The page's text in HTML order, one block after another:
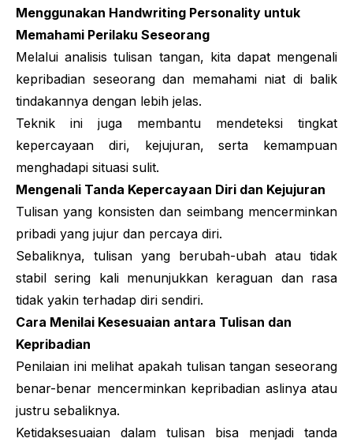
Menggunakan Handwriting Personality untuk
Memahami Perilaku Seseorang
Melalui analisis tulisan tangan, kita dapat mengenali
kepribadian seseorang dan memahami niat di balik
tindakannya dengan lebih jelas.
Teknik ini juga membantu mendeteksi tingkat
kepercayaan diri, kejujuran, serta kemampuan
menghadapi situasi sulit.
Mengenali Tanda Kepercayaan Diri dan Kejujuran
Tulisan yang konsisten dan seimbang mencerminkan
pribadi yang jujur dan percaya diri.
Sebaliknya, tulisan yang berubah-ubah atau tidak
stabil sering kali menunjukkan keraguan dan rasa
tidak yakin terhadap diri sendiri.
Cara Menilai Kesesuaian antara Tulisan dan
Kepribadian
Penilaian ini melihat apakah tulisan tangan seseorang
benar-benar mencerminkan kepribadian aslinya atau
justru sebaliknya.
Ketidaksesuaian dalam tulisan bisa menjadi tanda